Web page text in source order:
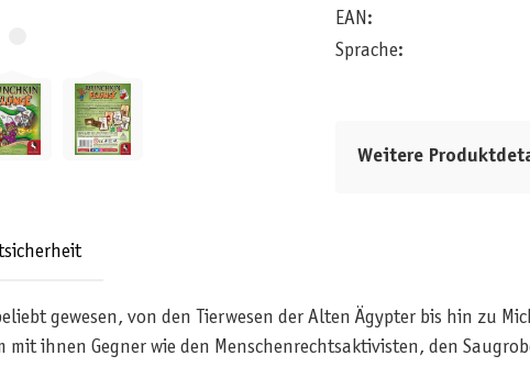
EAN:
Sprache:
Weitere
gewesen, von den Tierwesen der Alten Ägypter bis hin zu
ihnen Gegner wie den Menschenrechtsaktivisten, den